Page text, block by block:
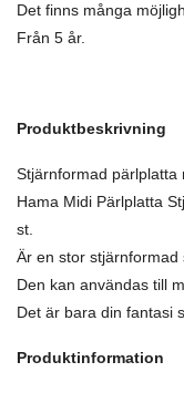
Det finns många
Från 5 år.
Produktbeskrivning
Stjärnformad pärlplatta
Hama Midi Pärlplatta
st.
Är en stor stjärnformad
Den kan användas till
Det är bara din fantasi
Produktinformation